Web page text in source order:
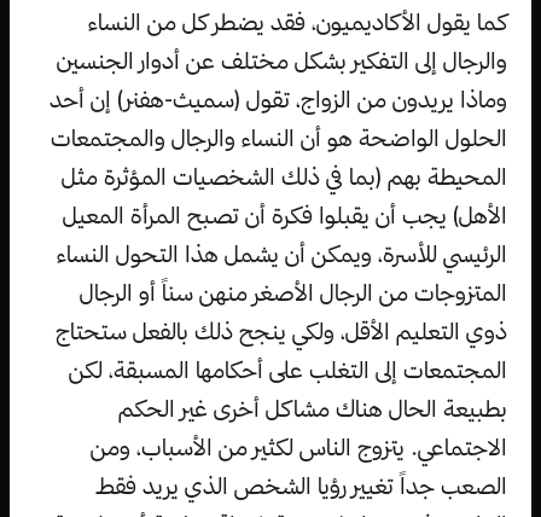
كما يقول الأكاديميون، فقد يضطر كل من النساء
والرجال إلى التفكير بشكل مختلف عن أدوار الجنسين
وماذا يريدون من الزواج، تقول (سميث-هفنر) إن أحد
الحلول الواضحة هو أن النساء والرجال والمجتمعات
المحيطة بهم (بما في ذلك الشخصيات المؤثرة مثل
الأهل) يجب أن يقبلوا فكرة أن تصبح المرأة المعيل
الرئيسي للأسرة، ويمكن أن يشمل هذا التحول النساء
المتزوجات من الرجال الأصغر منهن سناً أو الرجال
ذوي التعليم الأقل، ولكي ينجح ذلك بالفعل ستحتاج
المجتمعات إلى التغلب على أحكامها المسبقة، لكن
بطبيعة الحال هناك مشاكل أخرى غير الحكم
الاجتماعي. يتزوج الناس لكثير من الأسباب، ومن
الصعب جداً تغيير رؤيا الشخص الذي يريد فقط